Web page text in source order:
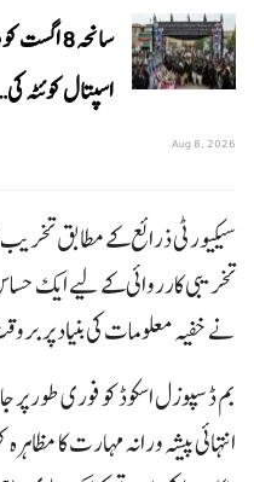
سانحہ 8
اسپتال کوئٹہ
Aug 8, 2026
سیکیورٹی ذرائع کے مطابق
تخریبی کارروائی کے لیے ایک
نے خفیہ معلومات کی بنیاد پر
بم ڈسپوزل اسکوڈ کو فوری طور